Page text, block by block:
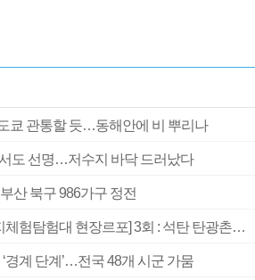
쿄 관통할 듯…동해안에 비 뿌리나
도 선명…저수지 바닥 드러났다
산 북구 986가구 정전
[2026 부산청소년극지체험탐험대 현장르포] 3회 : 석탄 탄광촌에서 북극 연구의 중심지로
‘경계 단계’…전국 48개 시군 가뭄